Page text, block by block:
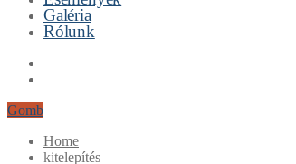
Galéria
Rólunk
Gomb
Home
kitelepítés